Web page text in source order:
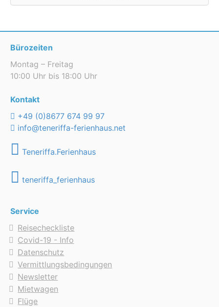
Bürozeiten
Montag – Freitag
10:00 Uhr bis 18:00 Uhr
Kontakt
+49 (0)8677 674 99 97
info@teneriffa-ferienhaus.net
Teneriffa.Ferienhaus
teneriffa_ferienhaus
Service
Reisecheckliste
Covid-19 - Info
Datenschutz
Vermittlungsbedingungen
Newsletter
Mietwagen
Flüge